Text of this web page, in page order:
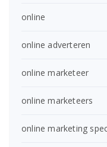
online
online adverteren
online marketeer
online marketeers
online marketing